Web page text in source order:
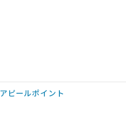
アピールポイント